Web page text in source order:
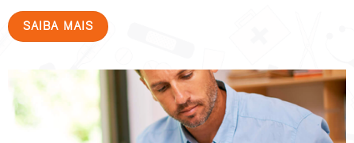
SAIBA MAIS